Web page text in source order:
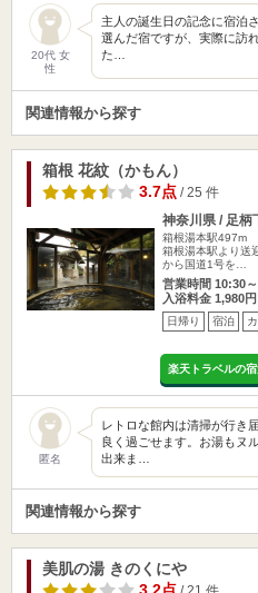
20代 女
性
主人の誕生日の記念に宿泊
選んだ宿ですが、実際に訪
た…
関連情報から探す
箱根 花紋（かもん）
3.7点 / 25 件
神奈川県 / 足柄
箱根湯本駅497m
箱根湯本駅より送
から国道1号を…
営業時間 10:30
入浴料金 1,980円
日帰り 宿泊
楽天トラベルの
匿名
レトロな館内は清掃が行き
良く過ごせます。お湯もヌ
出来ま…
関連情報から探す
美肌の湯 きのくにや